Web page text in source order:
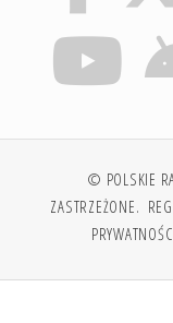
© POLSKIE
ZASTRZEŻONE.